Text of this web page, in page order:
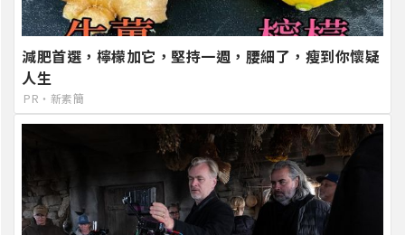
減肥首選，檸檬加它，堅持一週，腰細了，瘦到你懷疑
人生
PR・新素簡